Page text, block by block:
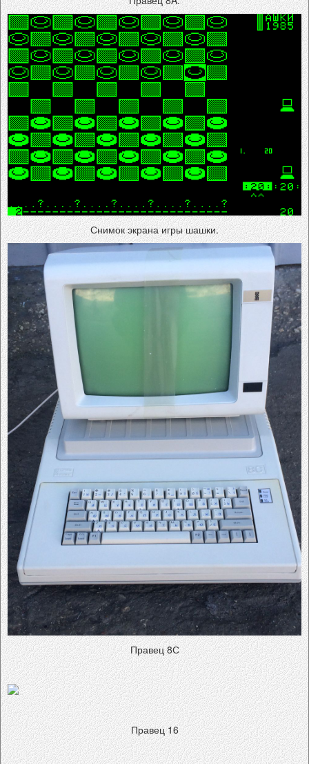
Снимок экрана игры шашки.
Правец 8С
Правец 16